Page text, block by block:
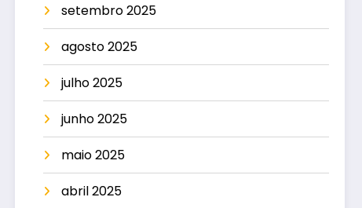
setembro 2025
agosto 2025
julho 2025
junho 2025
maio 2025
abril 2025